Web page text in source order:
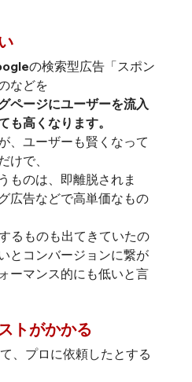
の検索型広告「スポン
などを
ページにユーザーを流入
も高くなります。
、ユーザーも賢くなって
けで、
ものは、即離脱されま
広告などで高単価なもの
るものも出てきていたの
とコンバージョンに繋が
ーマンス的にも低いと言
トがかかる
、プロに依頼したとする